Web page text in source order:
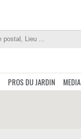
PROS DU JARDIN MEDIA